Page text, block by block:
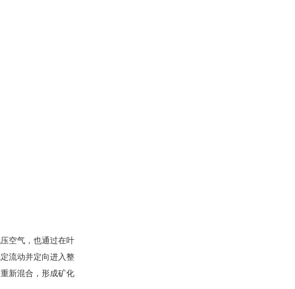
空气，也通过在叶
流动并定向进入整
新混合，形成矿化